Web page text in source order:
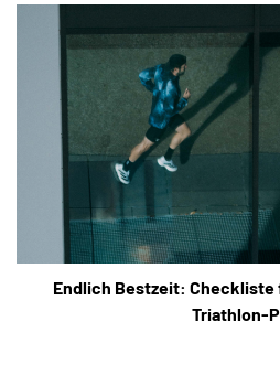
Endlich Bestzeit:
Triathlon-